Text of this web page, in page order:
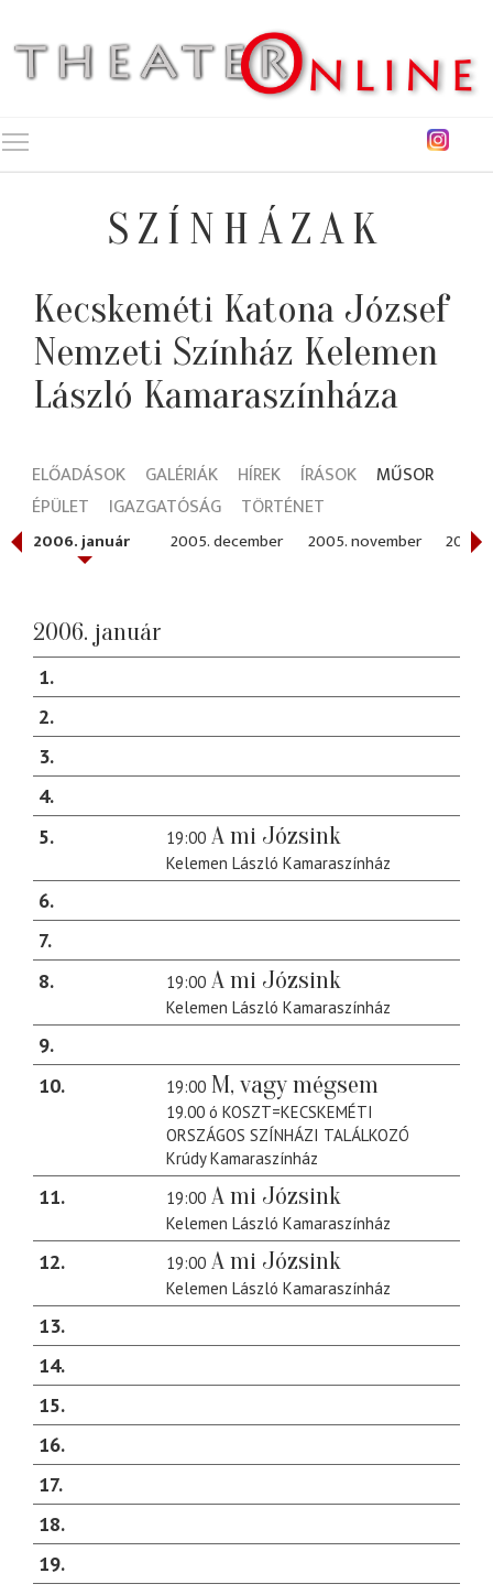
SZÍNHÁZAK
Kecskeméti Katona József
Nemzeti Színház Kelemen
László Kamaraszínháza
ELŐADÁSOK GALÉRIÁK HÍREK ÍRÁSOK
MŰSOR
ÉPÜLET
IGAZGATÓSÁG TÖRTÉNET
2006. január 2005. december 2005. november 2005.
2006. január
1
2
3
4
5
19:00 A mi Józsink
Kelemen László Kamaraszínház
6
7
8
19:00 A mi Józsink
Kelemen László Kamaraszínház
9
10
19:00 M, vagy mégsem
19.00 ó KOSZT=KECSKEMÉTI
ORSZÁGOS SZÍNHÁZI TALÁLKOZÓ
Krúdy Kamaraszínház
11 19:00 A mi Józsink
Kelemen László Kamaraszínház
12 19:00 A mi Józsink
Kelemen László Kamaraszínház
13
14
15
16
17
18
19